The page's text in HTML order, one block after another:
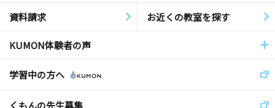
資料請求 お近くの教室を探す
KUMON体験者の声
学習中の方へ
くもんの先生募集